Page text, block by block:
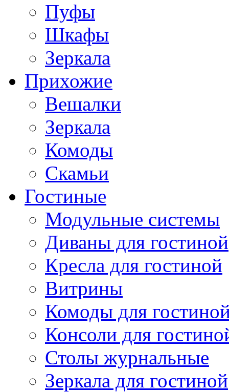
Пуфы
Шкафы
Зеркала
Прихожие
Вешалки
Зеркала
Комоды
Скамьи
Гостиные
Модульные системы
Диваны для гостиной
Кресла для гостиной
Витрины
Комоды для
Консоли для
Столы журнальные
Зеркала для гостиной